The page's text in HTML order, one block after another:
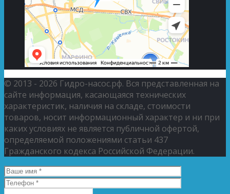
© 2013 - 2026 Гидро-насос.рф. Вся представленная на
сайте информация, касающаяся технических
характеристик, наличия на складе, стоимости
товаров, носит информационный характер и ни при
каких условиях не является публичной офертой,
определяемой положениями статьи 437
Гражданского кодекса Российской Федерации.